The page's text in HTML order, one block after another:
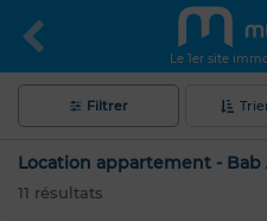
Le 1er site
Filtrer
Location appartement - Bab
11 résultats